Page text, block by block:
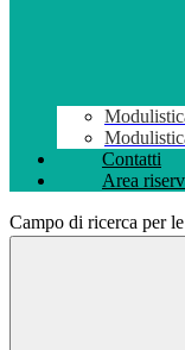
Contatti
Area
Campo di ricerca per